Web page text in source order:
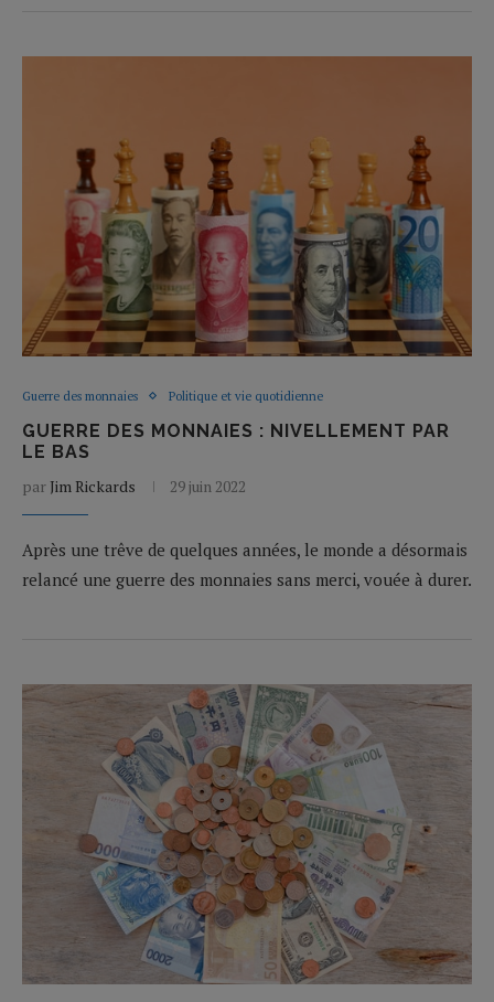
Guerre des monnaies Politique et vie quotidienne
GUERRE DES MONNAIES : NIVELLEMENT PAR
LE BAS
par Jim Rickards 29 juin 2022
Après une trêve de quelques années, le monde a désormais
relancé une guerre des monnaies sans merci, vouée à durer.